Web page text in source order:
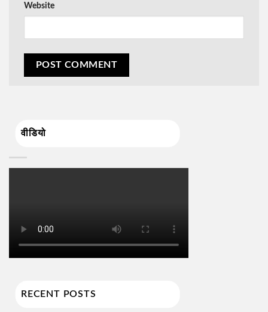
Website
वीडियो
RECENT POSTS